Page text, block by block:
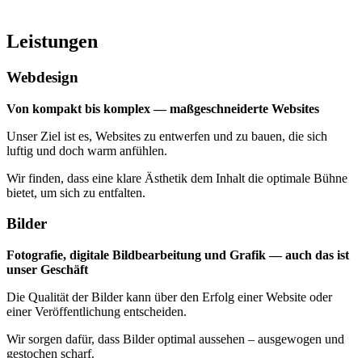
Der eine kümmert sich hauptsächlich um die Funktion, die
andere um die Form.
Im Endeffekt gibt es von beidem ein bisschen – für eine perfekte
Leistungen
Webdesign
Von kompakt bis komplex — maßgeschneiderte Websites
Unser Ziel ist es, Websites zu entwerfen und zu bauen, die sich
luftig und doch warm anfühlen.
Wir finden, dass eine klare Ästhetik dem Inhalt die optimale Bühne
bietet, um sich zu entfalten.
Bilder
Fotografie, digitale Bildbearbeitung und Grafik — auch das ist
unser Geschäft
Die Qualität der Bilder kann über den Erfolg einer Website oder
einer Veröffentlichung entscheiden.
Wir sorgen dafür, dass Bilder optimal aussehen – ausgewogen und
gestochen scharf.